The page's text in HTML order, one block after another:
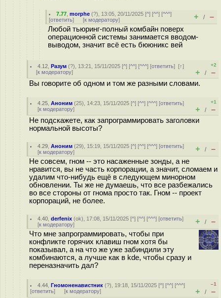
7.77 ,morphe (?), 13:05, 20/11/2025 [^] [^^] [^^^]
[ответить] [к модератору] + / –
Любой тьюринг-полный комбайн поверх
операционной системы занимается вводом-
выводом, значит всё есть бююникс вей
4.12 ,Разум (?), 13:21, 15/11/2025 [^] [^^] [^^^] [ответить][↑]
[к модератору]
+2
+ / –
Вы говорите об одном и том же разными словами.
4.25 ,Аноним (25), 14:23, 15/11/2025 [^] [^^] [^^^] [ответить]
[к модератору]
+1
+ / –
Не подскажете, как запрограммировать заголовки
нормальной высоты?
4.29 ,Аноним (29), 15:19, 15/11/2025 [^] [^^] [^^^] [ответить]
[к модератору] + / –
Не совсем, гном -- это насаженные зонды, а не
нравится, вы не часть корпорации, а значит, сломаем и
удалим что-нибудь ещё в следующем минорном
обновлении. Ты же не думаешь, что все разбежались
во все стороны от гнома просто так. Гном -- проект
корпораций, не более.
4.40 ,derfenix (ok), 17:08, 15/11/2025 [^] [^^] [^^^] [ответить]
[к модератору] + / –
Что мне запрограммировать, чтобы при
конфликте горячих клавиш гном хотя бы
показывал, а на что же уже забиндили эту
комбинаются, а лучше как в kde, чтобы сразу и
переназначить дал?
4.44 ,Гномоненавистник (?), 19:18, 15/11/2025 [^] [^^] [^^^]
[ответить] [к модератору]
–1
+ / –